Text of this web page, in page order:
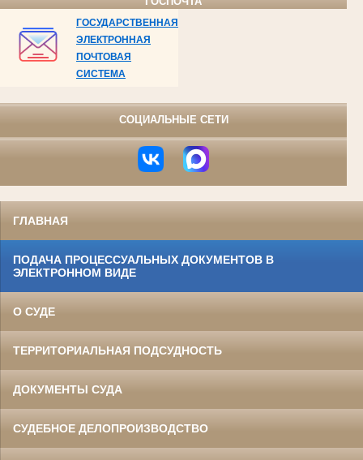
ГОСУДАРСТВЕННАЯ
ЭЛЕКТРОННАЯ
ПОЧТОВАЯ
СИСТЕМА
СОЦИАЛЬНЫЕ СЕТИ
ГЛАВНАЯ
ПОДАЧА ПРОЦЕССУАЛЬНЫХ ДОКУМЕНТОВ В
ЭЛЕКТРОННОМ ВИДЕ
О СУДЕ
ТЕРРИТОРИАЛЬНАЯ ПОДСУДНОСТЬ
ДОКУМЕНТЫ СУДА
СУДЕБНОЕ ДЕЛОПРОИЗВОДСТВО